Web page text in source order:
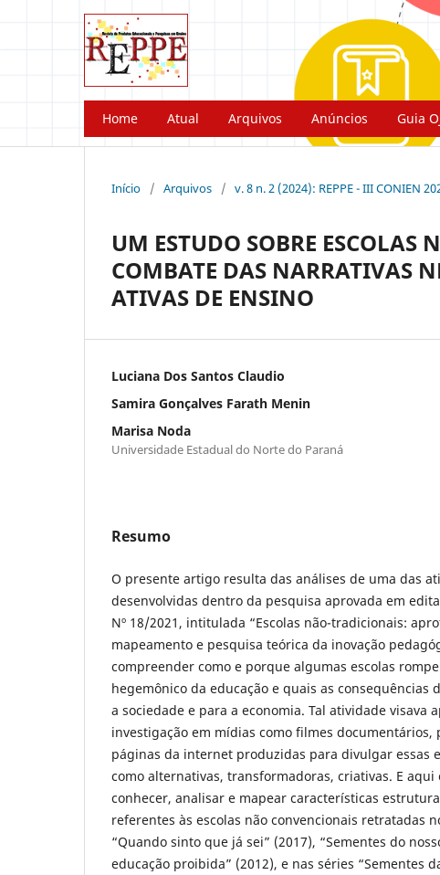
Home Atual Arquivos Anúncios Guia
Início / Arquivos / v. 8 n. 2 (2024): REPPE - III CONIEN
UM ESTUDO SOBRE
COMBATE DAS NARRATIVAS
ATIVAS DE ENSINO
Luciana Dos Santos Claudio
Samira Gonçalves Farath Menin
Marisa Noda
Universidade Estadual do Norte do Paraná
Resumo
O presente artigo resulta das análises de uma das
desenvolvidas dentro da pesquisa aprovada em
Nº 18/2021, intitulada “Escolas não-tradicionais:
mapeamento e pesquisa teórica da inovação
compreender como e porque algumas escolas
hegemônico da educação e quais as consequências
a sociedade e para a economia. Tal atividade visava
investigação em mídias como filmes documentários,
páginas da internet produzidas para divulgar essas
como alternativas, transformadoras, criativas. E aqui
conhecer, analisar e mapear características
referentes às escolas não convencionais retratadas
“Quando sinto que já sei” (2017), “Sementes do
educação proibida” (2012), e nas séries “Sementes